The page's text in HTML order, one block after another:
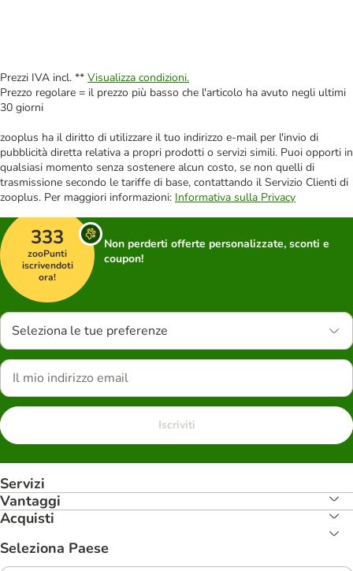
Prezzi IVA incl. ** Visualizza condizioni.
Prezzo regolare = il prezzo più basso che l'articolo ha avuto negli ultimi
30 giorni
zooplus ha il diritto di utilizzare il tuo indirizzo e-mail per l'invio di
pubblicità diretta relativa a propri prodotti o servizi simili. Puoi opporti in
qualsiasi momento senza sostenere alcun costo, se non quelli di
trasmissione secondo le tariffe di base, contattando il Servizio Clienti di
zooplus. Per maggiori informazioni: Informativa sulla Privacy
333
zooPunti
iscrivendoti
ora!
Non perderti offerte personalizzate, sconti e
coupon!
Seleziona le tue preferenze
Iscriviti
Servizi
Vantaggi
Acquisti
Seleziona Paese